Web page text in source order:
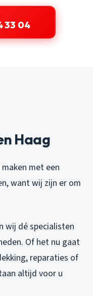
33 04
Haag
met een
want wij zijn er om
wij dé specialisten
Of het nu gaat
reparaties of
altijd voor u